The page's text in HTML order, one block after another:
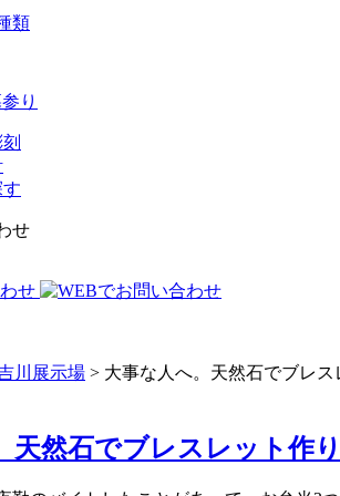
類
り
せ
川展示場 > 大事な人へ。天然石でブレス
天然石でブレスレット作